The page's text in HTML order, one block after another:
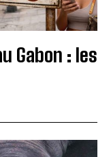
Gabon : les